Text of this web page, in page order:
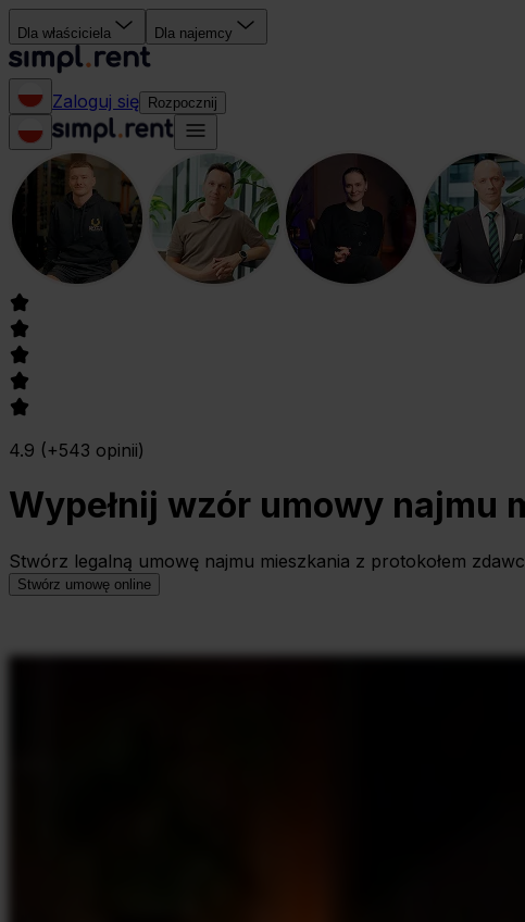
Dla właściciela Dla najemcy
Zaloguj się Rozpocznij
4.9 (+543 opinii)
Wypełnij wzór umowy najmu
Stwórz legalną umowę najmu mieszkania z protokołem
Stwórz umowę online